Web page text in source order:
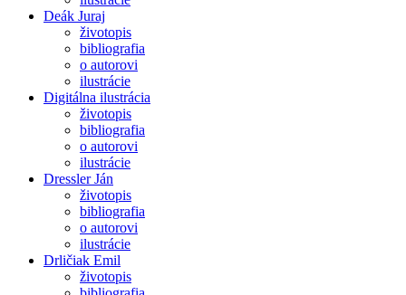
Deák Juraj
životopis
bibliografia
o autorovi
ilustrácie
Digitálna ilustrácia
životopis
bibliografia
o autorovi
ilustrácie
Dressler Ján
životopis
bibliografia
o autorovi
ilustrácie
Drličiak Emil
životopis